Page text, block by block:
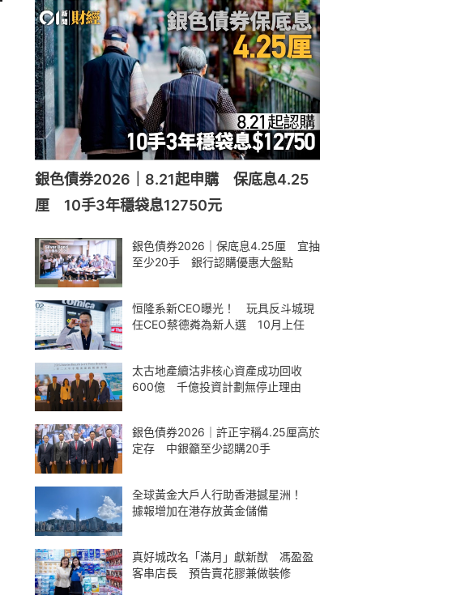
銀色債券2026｜8.21起申購 保底息4.25
厘 10手3年穩袋息12750元
銀色債券2026｜保底息4.25厘 宜抽
至少20手 銀行認購優惠大盤點
恒隆系新CEO曝光！ 玩具反斗城現
任CEO蔡德粦為新人選 10月上任
太古地產續沽非核心資產成功回收
600億 千億投資計劃無停止理由
銀色債券2026｜許正宇稱4.25厘高於
定存 中銀籲至少認購20手
全球黃金大戶人行助香港撼星洲！
據報增加在港存放黃金儲備
真好城改名「滿月」獻新猷 馮盈盈
客串店長 預告賣花膠兼做裝修